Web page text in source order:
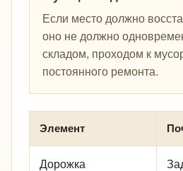
Если место должно
оно не должно
складом, проходом к
постоянного ремонта.
Элемент
Дорожка